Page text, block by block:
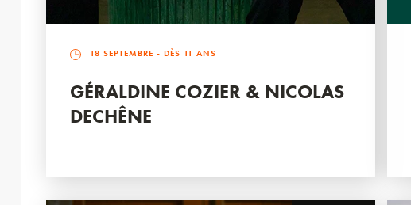
18 SEPTEMBRE - DÈS 11 ANS
GÉRALDINE COZIER & NICOLAS
DECHÊNE